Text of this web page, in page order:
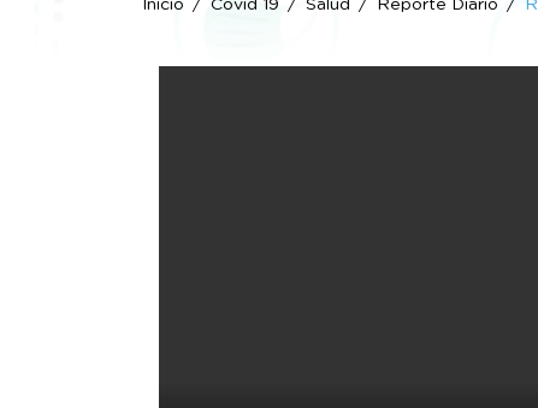
Inicio Covid 19 Salud Reporte Diario